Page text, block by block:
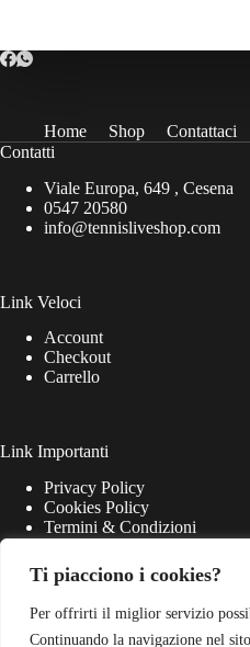
Ti piacciono i cookies?
Per offrirti il miglior servizio
Continuando la navigazione nel
Home Shop Contattaci
Contatti
Viale Europa, 649 , Cesena
0547 20580
info@tennisliveshop.com
Link Veloci
Account
Checkout
Carrello
Link Importanti
Privacy Policy
Cookies Policy
Termini & Condizioni